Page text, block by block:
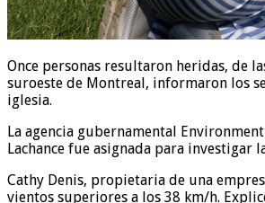
Once personas resultaron heridas, de
suroeste de Montreal, informaron los
iglesia.
La agencia gubernamental
Lachance fue asignada para investigar
Cathy Denis, propietaria de una
vientos superiores a los 38 km/h.